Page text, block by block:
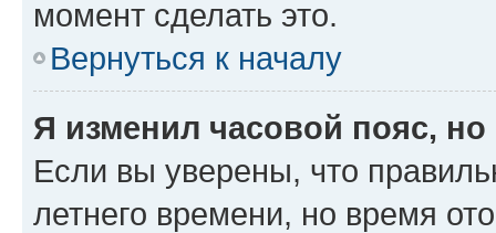
момент сделать это.
Вернуться к началу
Я изменил часовой пояс,
Если вы уверены, что
летнего времени, но время